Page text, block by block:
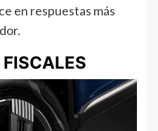
en respuestas más